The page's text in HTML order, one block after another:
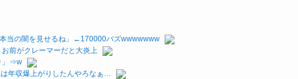
当の闇を見せるね」←170000バズwwwwwww
前がクレーマーだと大炎上
」⇒w
年収爆上がりしたんやろなぁ…